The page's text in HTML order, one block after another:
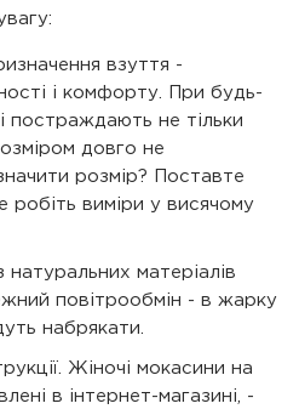
взуття -
і комфорту. При будь-
постраждають не тільки
довго не
розмір? Поставте
робіть виміри у висячому
матеріалів
повітрообмін - в жарку
набрякати.
Жіночі мокасини на
в інтернет-магазині, -